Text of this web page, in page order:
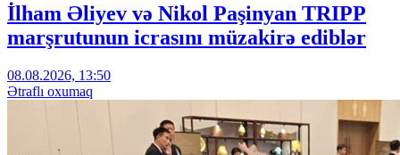
İlham Əliyev və Nikol Paşinyan TRIPP
marşrutunun icrasını müzakirə ediblər
08.08.2026, 13:50
Ətraflı oxumaq